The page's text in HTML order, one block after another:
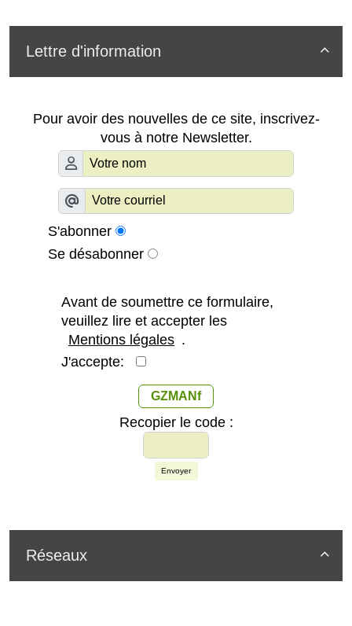

Lettre d'information
Pour avoir des nouvelles de ce site, inscrivez-
vous à notre Newsletter.
S'abonner
Se désabonner
Avant de soumettre ce formulaire,
veuillez lire et accepter les
Mentions légales .
J'accepte:
GZMANf
Recopier le code :
Envoyer

Réseaux